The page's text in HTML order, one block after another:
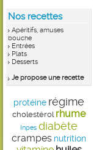
Nos recettes
Apéritifs, amuses
bouche
Entrées
Plats
Desserts
Je propose une recette
protéine régime
cholestérol rhume
Inpes diabète
crampes nutrition